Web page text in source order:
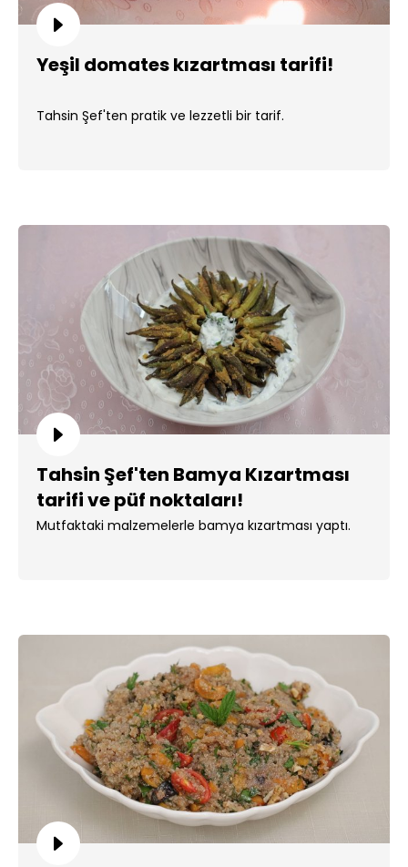
Yeşil domates kızartması tarifi!
Tahsin Şef'ten pratik ve lezzetli bir tarif.
Tahsin Şef'ten Bamya Kızartması
tarifi ve püf noktaları!
Mutfaktaki malzemelerle bamya kızartması yaptı.